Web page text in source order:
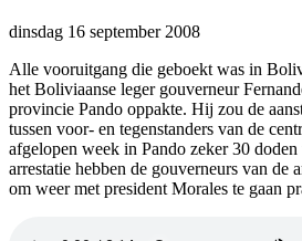
dinsdag 16 september 2008
Alle vooruitgang die geboekt was in
het Boliviaanse leger gouverneur
provincie Pando oppakte. Hij zou de
tussen voor- en tegenstanders van de
afgelopen week in Pando zeker 30
arrestatie hebben de gouverneurs van de
om weer met president Morales te gaan